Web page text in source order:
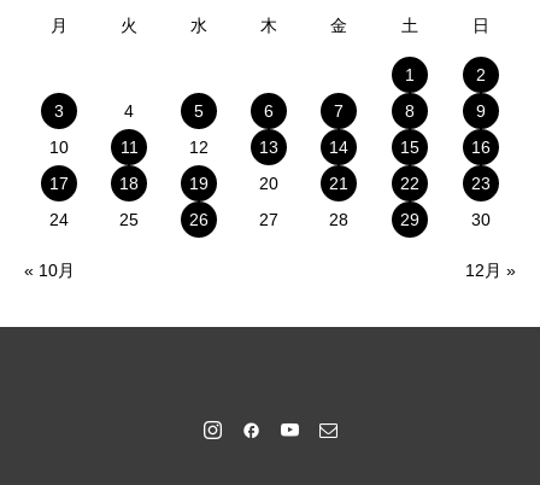
月 火 水 木 金 土 日
1
2
3
4 5 6 7 8
9
10
11 12 13 14 15
16
17
18 19 20 21 22
23
24
25 26 27 28 29 30
« 10月 12月 »